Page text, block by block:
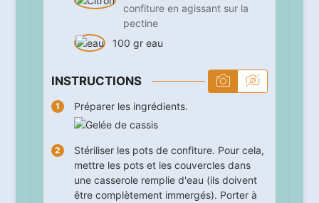
confiture en agissant sur la
pectine
100 gr eau
INSTRUCTIONS
Préparer les ingrédients.
Stériliser les pots de confiture. Pour cela,
mettre les pots et les couvercles dans
une casserole remplie d'eau (ils doivent
être complètement immergés). Porter à